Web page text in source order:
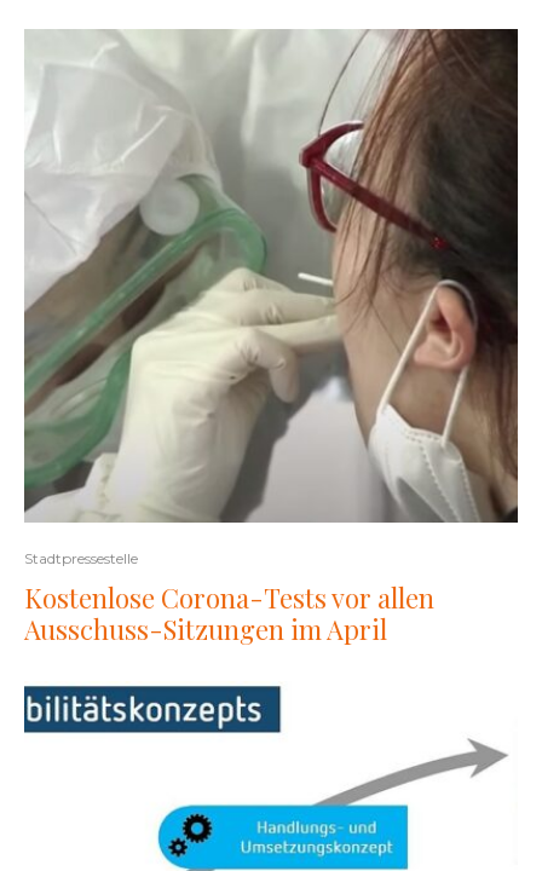
Stadtpressestelle
Kostenlose Corona-Tests vor allen
Ausschuss-Sitzungen im April